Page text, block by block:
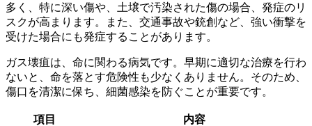
多く、特に深い傷や、土壌で汚染された傷の場合、発症のリ
スクが高まります。また、交通事故や銃創など、強い衝撃を
受けた場合にも発症することがあります。
ガス壊疽は、命に関わる病気です。早期に適切な治療を行わ
ないと、命を落とす危険性も少なくありません。そのため、
傷口を清潔に保ち、細菌感染を防ぐことが重要です。
項目 内容